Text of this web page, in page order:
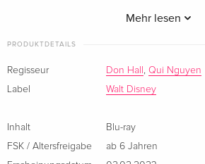
Standard Edition
Limited Edition, Steelbook
Mehr lesen
Ethan (Jaboukie Young-White) auf
Leben ohne jegliches Abenteuer. Doch
verlangt nach seiner Hilfe bei einer
dem Weg geht jedoch einiges schief
Searcher nicht nur gegen gefährliche
PRODUKTDETAILS
Regisseur Don Hall , Qui Nguyen
Label
Walt Disney
Inhalt
Blu-ray
FSK / Altersfreigabe
ab 6 Jahren